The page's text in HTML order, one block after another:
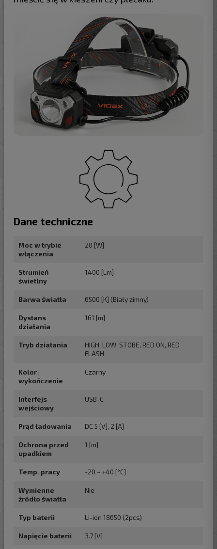
Dane techniczne
Moc w trybie
włączenia
20 [W]
Strumień
świetlny
1400 [Lm]
Barwa światła 6500 [K] (Biały zimny)
Dystans
działania
161 [m]
Tryb działania
HIGH, LOW, STOBE, RED ON, RED
FLASH
Kolor |
wykończenie
Czarny
Interfejs
wejściowy
USB-C
Prąd ładowania DC 5 [V], 2 [A]
Ochrona przed
upadkiem
1 [m]
Temp. pracy -20 ~ +40 [°C]
Wymienne
źródło światła
Nie
Typ baterii Li-ion 18650 (2pcs)
Napięcie baterii 3.7 [V]